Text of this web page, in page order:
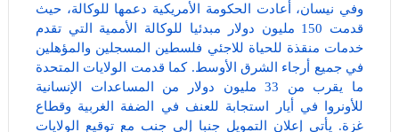
وفي نيسان، أعادت الحكومة الأمريكية دعمها للوكالة، حيث
قدمت 150 مليون دولار مبدئيا للوكالة الأممية التي تقدم
خدمات منقذة للحياة للاجئي فلسطين المسجلين والمؤهلين
في جميع أرجاء الشرق الأوسط. كما قدمت الولايات المتحدة
ما يقرب من 33 مليون دولار من المساعدات الإنسانية
للأونروا في أيار استجابة للعنف في الضفة الغربية وقطاع
غزة. يأتي إعلان التمويل جنبا إلى جنب مع توقيع الولايات